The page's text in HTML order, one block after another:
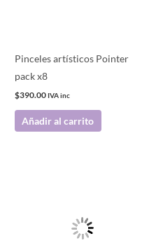
Pinceles artísticos Pointer
pack x8
$390.00 IVA inc
Añadir al carrito